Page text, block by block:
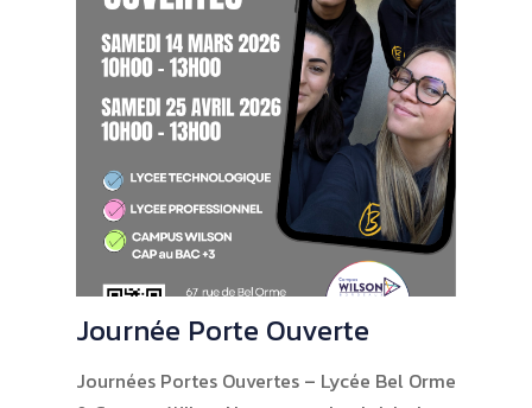
Journée Porte Ouverte
Journées Portes Ouvertes – Lycée Bel Orme